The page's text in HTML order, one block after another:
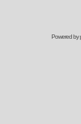
Powered by